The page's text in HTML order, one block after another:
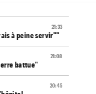
21:33
à peine servir""
21:08
battue"
20:45